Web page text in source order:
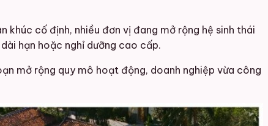
cố định, nhiều đơn vị đang mở rộng hệ sinh thái
hạn hoặc nghỉ dưỡng cao cấp.
mở rộng quy mô hoạt động, doanh nghiệp vừa công